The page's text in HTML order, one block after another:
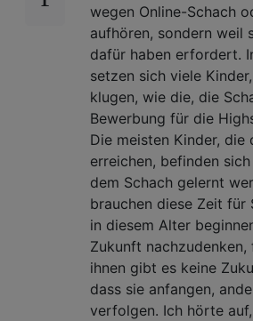
wegen Online-Schach
aufhören, sondern weil
dafür haben erfordert.
setzen sich viele
klugen, wie die, die
Bewerbung für die
Die meisten Kinder, die
erreichen, befinden
dem Schach gelernt
brauchen diese Zeit für
in diesem Alter
Zukunft
ihnen gibt es keine
dass sie anfangen,
verfolgen. Ich hörte